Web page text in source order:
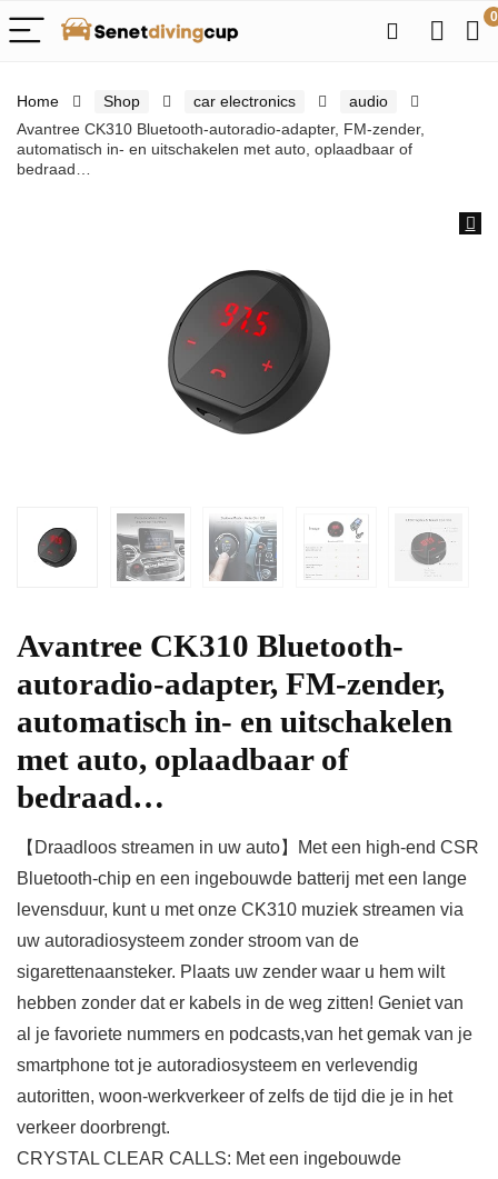
0
Home Shop car electronics
audio
Avantree CK310 Bluetooth-autoradio-adapter, FM-zender,
automatisch in- en uitschakelen met auto, oplaadbaar of
bedraad…
Avantree CK310 Bluetooth-
autoradio-adapter, FM-zender,
automatisch in- en uitschakelen
met auto, oplaadbaar of
bedraad…
【Draadloos streamen in uw auto】Met een high-end CSR
Bluetooth-chip en een ingebouwde batterij met een lange
levensduur, kunt u met onze CK310 muziek streamen via
uw autoradiosysteem zonder stroom van de
sigarettenaansteker. Plaats uw zender waar u hem wilt
hebben zonder dat er kabels in de weg zitten! Geniet van
al je favoriete nummers en podcasts,van het gemak van je
smartphone tot je autoradiosysteem en verlevendig
autoritten, woon-werkverkeer of zelfs de tijd die je in het
verkeer doorbrengt.
CRYSTAL CLEAR CALLS: Met een ingebouwde